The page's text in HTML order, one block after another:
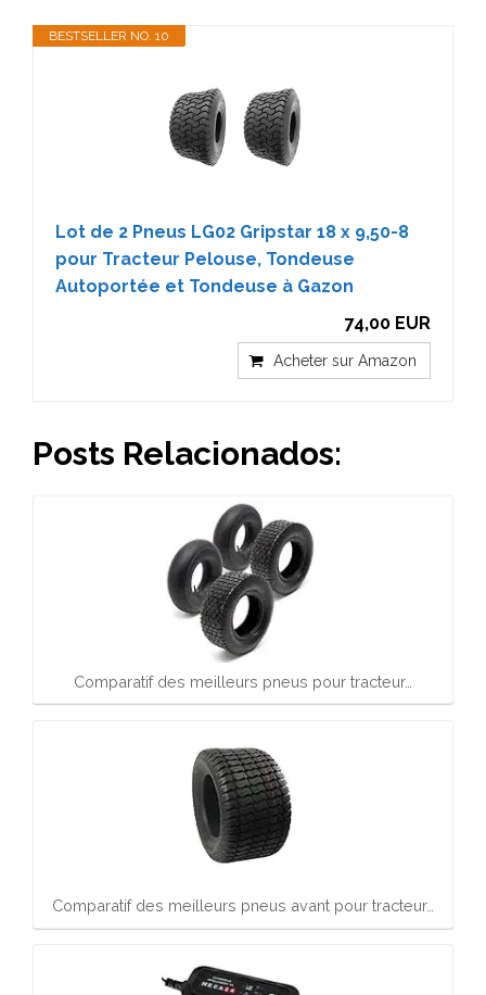
BESTSELLER NO. 10
Lot de 2 Pneus LG02 Gripstar 18 x 9,50-8
pour Tracteur Pelouse, Tondeuse
Autoportée et Tondeuse à Gazon
74,00 EUR
Acheter sur Amazon
Posts Relacionados:
Comparatif des meilleurs pneus pour tracteur…
Comparatif des meilleurs pneus avant pour tracteur…